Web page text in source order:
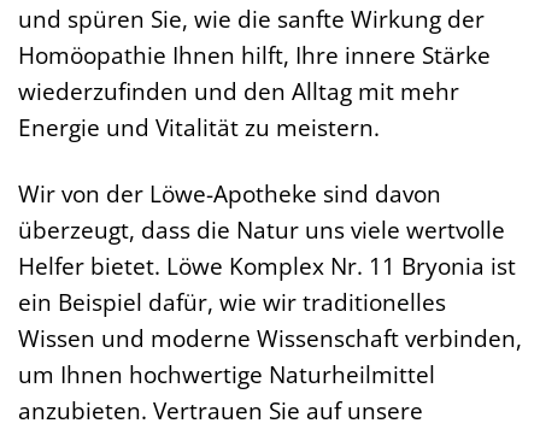
und spüren Sie, wie die sanfte Wirkung der
Homöopathie Ihnen hilft, Ihre innere Stärke
wiederzufinden und den Alltag mit mehr
Energie und Vitalität zu meistern.
Wir von der Löwe-Apotheke sind davon
überzeugt, dass die Natur uns viele wertvolle
Helfer bietet. Löwe Komplex Nr. 11 Bryonia ist
ein Beispiel dafür, wie wir traditionelles
Wissen und moderne Wissenschaft verbinden,
um Ihnen hochwertige Naturheilmittel
anzubieten. Vertrauen Sie auf unsere